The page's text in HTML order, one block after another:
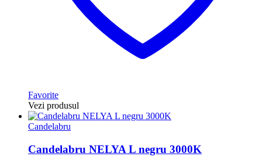
Favorite
Vezi produsul
Candelabru
Candelabru NELYA L negru 3000K